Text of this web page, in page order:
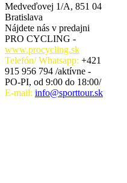
Medveďovej 1/A, 851 04
Bratislava
Nájdete nás v predajni
PRO CYCLING -
www.procycling.sk
Telefón/ Whatsapp: +421
915 956 794 /aktívne -
PO-PI, od 9:00 do 18:00/
E-mail: info@sporttour.sk